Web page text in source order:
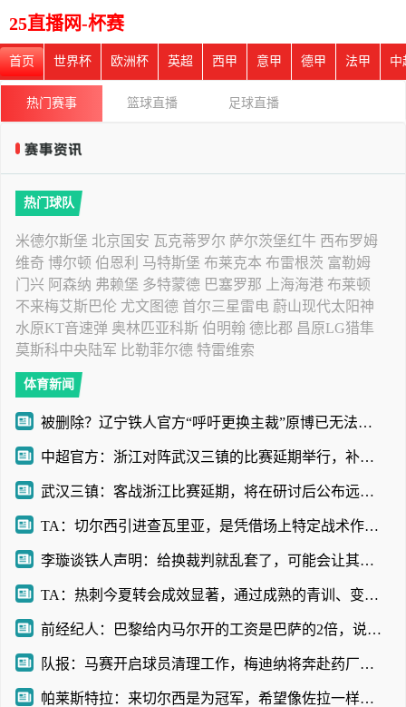
25直播网-杯赛
首页 世界杯 欧洲杯 英超 西甲 意甲 德甲 法甲 中
热门赛事 篮球直播 足球直播
热门球队
米德尔斯堡 北京国安 瓦克蒂罗尔 萨尔茨堡红牛 西布罗姆
维奇 博尔顿 伯恩利 马特斯堡 布莱克本 布雷根茨 富勒姆
门兴 阿森纳 弗赖堡 多特蒙德 巴塞罗那 上海海港 布莱顿
不来梅艾斯巴伦 尤文图德 首尔三星雷电 蔚山现代太阳神
水原KT音速弹 奥林匹亚科斯 伯明翰 德比郡 昌原LG猎隼
莫斯科中央陆军 比勒菲尔德 特雷维索
体育新闻
被删除？辽宁铁人官方“呼吁更换主裁”原博已无法查看
中超官方：浙江对阵武汉三镇的比赛延期举行，补赛时间另行通知
武汉三镇：客战浙江比赛延期，将在研讨后公布远征球迷的补偿方案
TA：切尔西引进查瓦里亚，是凭借场上特定战术作用被选中的即战力
李璇谈铁人声明：给换裁判就乱套了，可能会让其他裁判产生共情
TA：热刺今夏转会成效显著，通过成熟的青训、变现完成阵容迭代
前经纪人：巴黎给内马尔开的工资是巴萨的2倍，说到底还是钱
队报：马赛开启球员清理工作，梅迪纳将奔赴药厂，鲁利将加盟曼城
帕莱斯特拉：来切尔西是为冠军，希望像佐拉一样成为蓝军传奇